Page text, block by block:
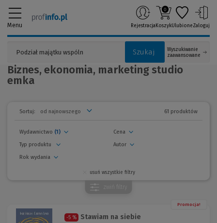
Menu
Szukaj
Wyszukiwanie
zaawansowane
Rejestracja
0
KoszykUlubioneZaloguj
Biznes, ekonomia, marketing studio
emka
Sortuj: 61 produktów
Wydawnictwo (1)
Autor
Cena
Rok wydania
Typ produktu
usuń wszystkie filtry
zwiń filtry
Promocja!
-5 % Stawiam na siebie